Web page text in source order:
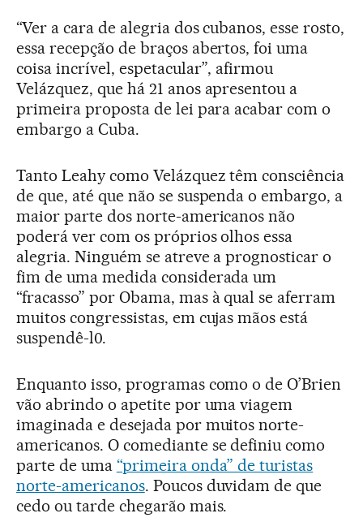
“Ver a cara de alegria dos cubanos, esse rosto,
essa recepção de braços abertos, foi uma
coisa incrível, espetacular”, afirmou
Velázquez, que há 21 anos apresentou a
primeira proposta de lei para acabar com o
embargo a Cuba.
Tanto Leahy como Velázquez têm consciência
de que, até que não se suspenda o embargo, a
maior parte dos norte-americanos não
poderá ver com os próprios olhos essa
alegria. Ninguém se atreve a prognosticar o
fim de uma medida considerada um
“fracasso” por Obama, mas à qual se aferram
muitos congressistas, em cujas mãos está
suspendê-l0.
Enquanto isso, programas como o de O’Brien
vão abrindo o apetite por uma viagem
imaginada e desejada por muitos norte-
americanos. O comediante se definiu como
parte de uma “primeira onda” de turistas
norte-americanos. Poucos duvidam de que
cedo ou tarde chegarão mais.